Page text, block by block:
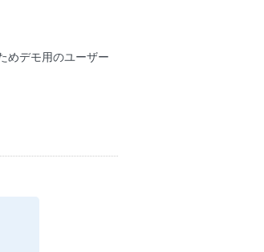
めデモ用のユーザー